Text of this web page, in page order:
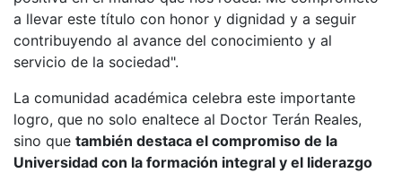
a llevar este título con honor y dignidad y a seguir
contribuyendo al avance del conocimiento y al
servicio de la sociedad".
La comunidad académica celebra este importante
logro, que no solo enaltece al Doctor Terán Reales,
sino que también destaca el compromiso de la
Universidad con la formación integral y el liderazgo